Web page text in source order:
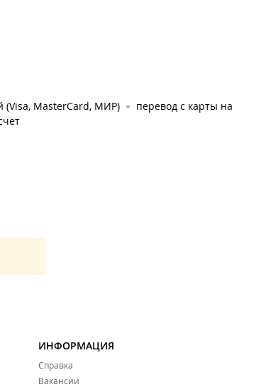
(Visa, MasterCard, МИР)
перевод с карты на
ИНФОРМАЦИЯ
Справка
Вакансии